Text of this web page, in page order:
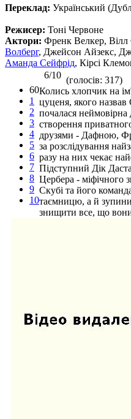
Переклад: Український
Режисер: Тоні Червоне
Актори: Френк Велкер, Вілл
Волберг, Джейсон Айзекс,
Аманда Сейфрід, Кірсі
60
1
2
3
4
5
6
7
8
9
10
6/10 (голосів: 317)
Колись хлопчик на
цуценя, якого
почалася
створення
друзями - Дафною,
за розслідування
разу на них чекає
Підступний Дік
Цербера - міфічного
Скубі та його
таємницю, а й
знищити все, що